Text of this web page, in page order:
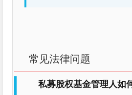
常见法律问题
私募股权基金管理人如